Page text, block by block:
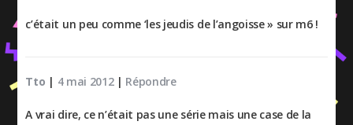
c’était un peu comme ‘les jeudis de l’angoisse » sur m6 !
Tto | 4 mai 2012| Répondre
A vrai dire, ce n’était pas une série mais une case de la